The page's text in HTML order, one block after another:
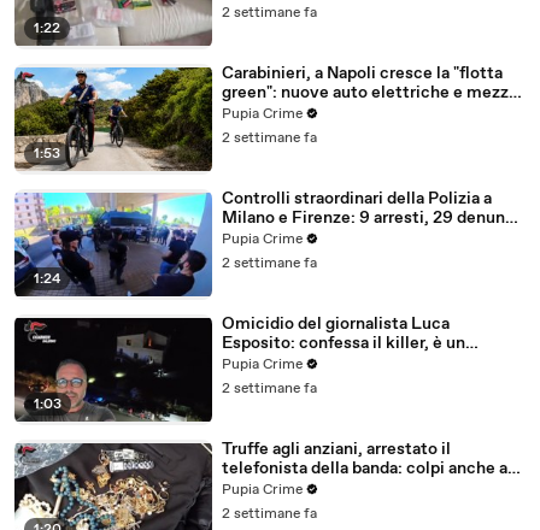
1:22
2 settimane fa
1:53
Carabinieri, a Napoli cresce la "flotta
green": nuove auto elettriche e mezzi
sostenibili anche sulle isole (25.07.26)
Pupia Crime
2 settimane fa
1:24
Controlli straordinari della Polizia a
Milano e Firenze: 9 arresti, 29 denunce
e oltre 7mila persone identificate
(25.07.26)
Pupia Crime
2 settimane fa
1:03
Omicidio del giornalista Luca
Esposito: confessa il killer, è un
26enne tunisino (25.07.26)
Pupia Crime
2 settimane fa
Truffe agli anziani, arrestato il
telefonista della banda: colpi anche ad
Aversa, oltre 300mila euro il bottino
stimato (24.07.26)
Pupia Crime
2 settimane fa